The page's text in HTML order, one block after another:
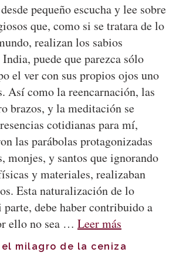
pequeño escucha y lee sobre
que, como si se tratara de lo
realizan los sabios
puede que parezca sólo
el ver con sus propios ojos uno
Así como la reencarnación, las
brazos, y la meditación se
cotidianas para mí,
las parábolas protagonizadas
monjes, y santos que ignorando
y materiales, realizaban
Esta naturalización de lo
debe haber contribuido a
ello no sea … Leer más
milagro de la ceniza